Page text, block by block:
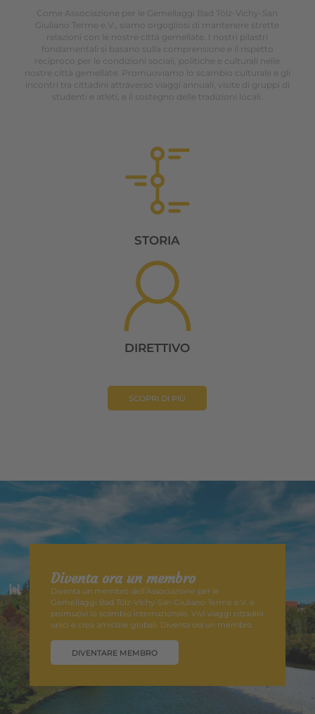
Come Associazione per le Gemellaggi Bad Tölz-Vichy-San
Giuliano Terme e.V., siamo orgogliosi di mantenere strette
relazioni con le nostre città gemellate. I nostri pilastri
fondamentali si basano sulla comprensione e il rispetto
reciproco per le condizioni sociali, politiche e culturali nelle
nostre città gemellate. Promuoviamo lo scambio culturale e gli
incontri tra cittadini attraverso viaggi annuali, visite di gruppi di
studenti e atleti, e il sostegno delle tradizioni locali.
STORIA
DIRETTIVO
SCOPRI DI PIÙ
Diventa ora un membro
Diventa un membro dell’Associazione per le
Gemellaggi Bad Tölz-Vichy-San Giuliano Terme e.V. e
promuovi lo scambio internazionale. Vivi viaggi cittadini
unici e crea amicizie globali. Diventa ora un membro.
DIVENTARE MEMBRO